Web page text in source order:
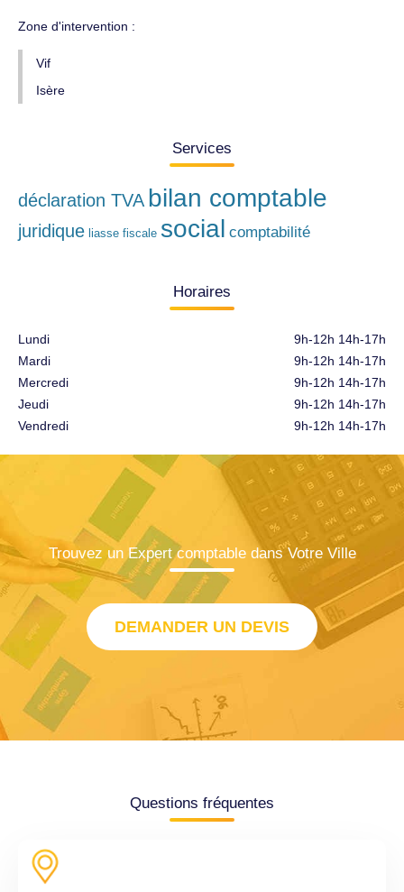
Zone d'intervention :
Vif
Isère
Services
déclaration TVA bilan comptable
juridique liasse fiscale social comptabilité
Horaires
Lundi
Mardi
Mercredi
Jeudi
Vendredi
9h-12h 14h-17h
9h-12h 14h-17h
9h-12h 14h-17h
9h-12h 14h-17h
9h-12h 14h-17h
Trouvez un Expert comptable dans Votre Ville
DEMANDER UN DEVIS
Questions fréquentes